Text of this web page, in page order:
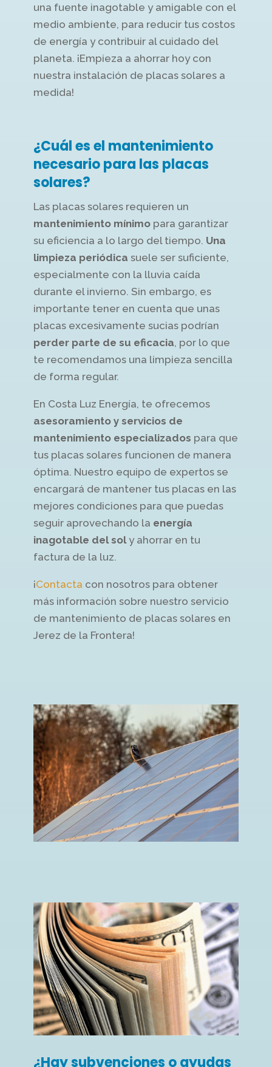
una fuente inagotable y amigable con el
medio ambiente, para reducir tus costos
de energía y contribuir al cuidado del
planeta. ¡Empieza a ahorrar hoy con
nuestra instalación de placas solares a
medida!
¿Cuál es el mantenimiento
necesario para las placas
solares?
Las placas solares requieren un
mantenimiento mínimopara garantizar
su eficiencia a lo largo del tiempo. Una
limpieza periódica suele ser suficiente,
especialmente con la lluvia caída
durante el invierno. Sin embargo, es
importante tener en cuenta que unas
placas excesivamente sucias podrían
perder parte de su eficacia, por lo que
te recomendamos una limpieza sencilla
de forma regular.
En Costa Luz Energía, te ofrecemos
asesoramiento y servicios de
mantenimiento especializados para que
tus placas solares funcionen de manera
óptima. Nuestro equipo de expertos se
encargará de mantener tus placas en las
mejores condiciones para que puedas
seguir aprovechando la energía
inagotable del soly ahorrar en tu
factura de la luz.
¡Contacta con nosotros para obtener
más información sobre nuestro servicio
de mantenimiento de placas solares en
Jerez de la Frontera!
¿Hay subvenciones o ayudas